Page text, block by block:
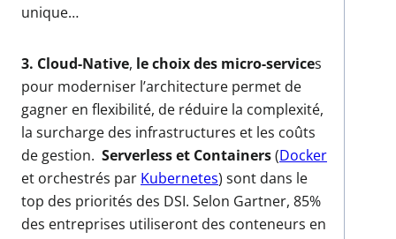
unique…
3. Cloud-Native, le choix des micro-services
pour moderniser l’architecture permet de
gagner en flexibilité, de réduire la complexité,
la surcharge des infrastructures et les coûts
de gestion. Serverless et Containers(Docker
et orchestrés par Kubernetes) sont dans le
top des priorités des DSI. Selon Gartner, 85%
des entreprises utiliseront des conteneurs en